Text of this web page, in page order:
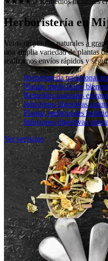
Herboristería en
Venta de plantas naturalesa
una amplia variedad de plantas
realizamos envíos rápidos y
Herboristería tradicional
Plantas medicinales
Remedios naturales
Infusiones digestivas
Plantas medicinales
Infusiones digestivas
Ver servicios